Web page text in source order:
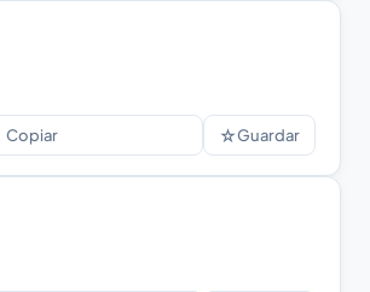
Copiar ☆Guardar